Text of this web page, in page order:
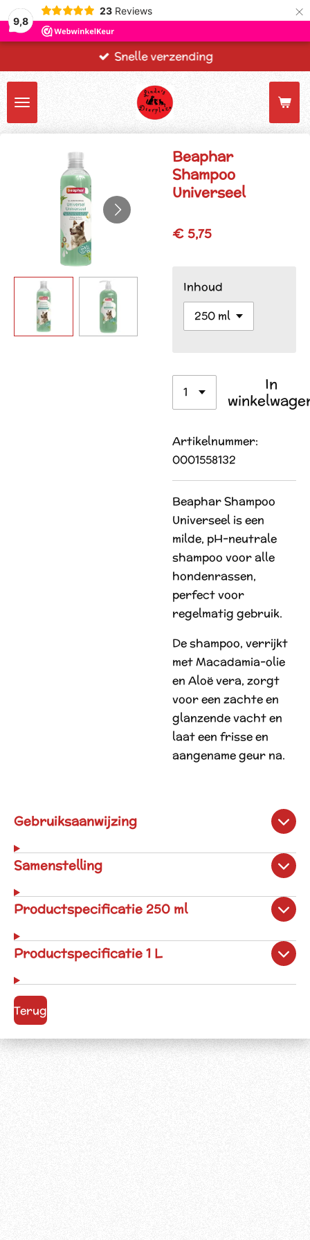
9,8
23 Reviews ×
Snelle verzending
Beaphar
Shampoo
Universeel
€ 5,75
Inhoud
In
Artikelnummer:
0001558132
Beaphar Shampoo
Universeel is een
milde, pH-neutrale
shampoo voor alle
hondenrassen,
perfect voor
regelmatig gebruik.
De shampoo, verrijkt
met Macadamia-olie
en Aloë vera, zorgt
voor een zachte en
glanzende vacht en
laat een frisse en
aangename geur na.
Gebruiksaanwijzing
Samenstelling
Productspecificatie 250 ml
Productspecificatie 1 L
Terug